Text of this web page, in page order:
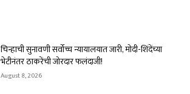
चिन्हाची सुनावणी सर्वोच्च न्यायालयात जारी, मोदी-शिंदेंच्या
भेटीनंतर ठाकरेंची जोरदार फलंदाजी!
August 8, 2026